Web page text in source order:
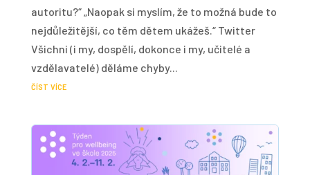
autoritu?“ „Naopak si myslím, že to možná bude to
nejdůležitější, co těm dětem ukážeš.“ Twitter
Všichni (i my, dospělí, dokonce i my, učitelé a
vzdělavatelé) děláme chyby...
číst více